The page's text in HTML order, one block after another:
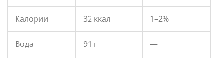
Калории 32 ккал 1–2%
Вода 91 г —